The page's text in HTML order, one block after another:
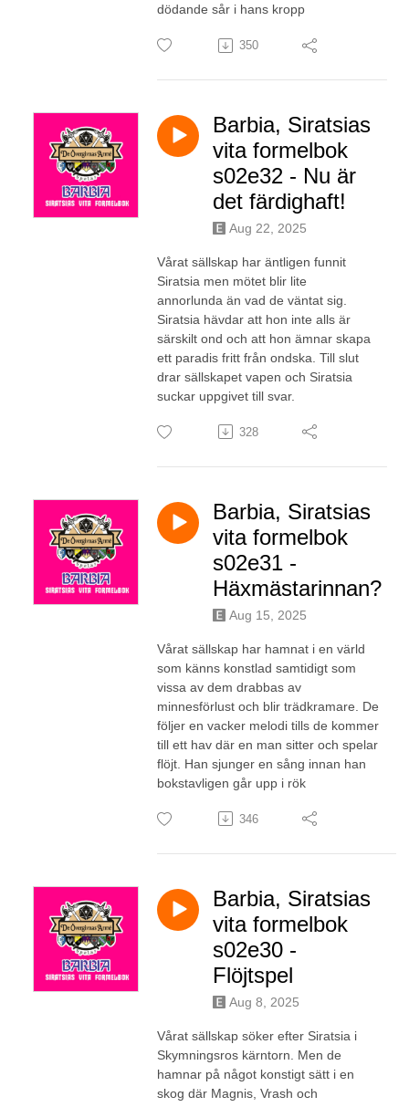
dödande sår i hans kropp
350
Barbia, Siratsias
vita formelbok
s02e32 - Nu är
det färdighaft!
Aug 22, 2025
Vårat sällskap har äntligen funnit
Siratsia men mötet blir lite
annorlunda än vad de väntat sig.
Siratsia hävdar att hon inte alls är
särskilt ond och att hon ämnar skapa
ett paradis fritt från ondska. Till slut
drar sällskapet vapen och Siratsia
suckar uppgivet till svar.
328
Barbia, Siratsias
vita formelbok
s02e31 -
Häxmästarinnan?
Aug 15, 2025
Vårat sällskap har hamnat i en värld
som känns konstlad samtidigt som
vissa av dem drabbas av
minnesförlust och blir trädkramare. De
följer en vacker melodi tills de kommer
till ett hav där en man sitter och spelar
flöjt. Han sjunger en sång innan han
bokstavligen går upp i rök
346
Barbia, Siratsias
vita formelbok
s02e30 -
Flöjtspel
Aug 8, 2025
Vårat sällskap söker efter Siratsia i
Skymningsros kärntorn. Men de
hamnar på något konstigt sätt i en
skog där Magnis, Vrash och